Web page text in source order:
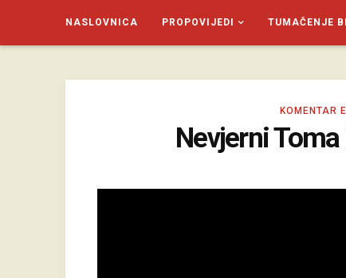
NASLOVNICA PROPOVIJEDI TUMAČENJE
KOMENTAR
Nevjerni